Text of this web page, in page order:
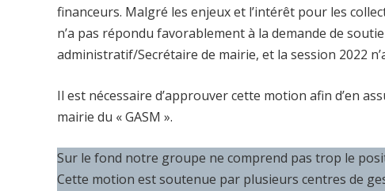
financeurs. Malgré les enjeux et l’intérêt pour les
n’a pas répondu favorablement à la demande de
administratif/Secrétaire de mairie, et la session 2022
Il est nécessaire d’approuver cette motion afin d’en
mairie du « GASM ».
Sur le fond notre groupe ne comprend pas trop le
Cette motion est soutenue par plusieurs centres de